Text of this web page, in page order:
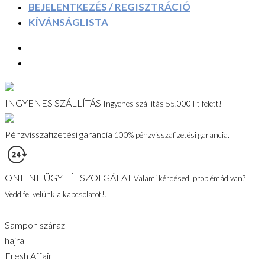
BEJELENTKEZÉS / REGISZTRÁCIÓ
KÍVÁNSÁGLISTA
INGYENES SZÁLLÍTÁS Ingyenes szállítás 55.000 Ft felett!
Pénzvisszafizetési garancia 100% pénzvisszafizetési garancia.
ONLINE ÜGYFÉLSZOLGÁLATValami kérdésed, problémád van?
Vedd fel velünk a kapcsolatot!.
Sampon száraz
hajra
Fresh Affair